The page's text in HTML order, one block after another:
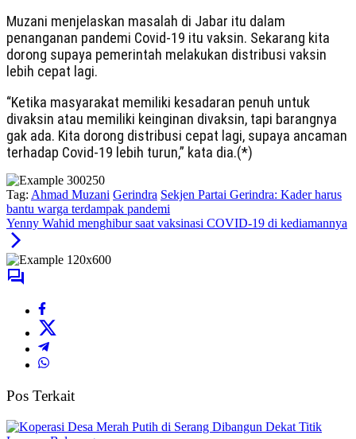
Muzani menjelaskan masalah di Jabar itu dalam
penanganan pandemi Covid-19 itu vaksin. Sekarang kita
dorong supaya pemerintah melakukan distribusi vaksin
lebih cepat lagi.
“Ketika masyarakat memiliki kesadaran penuh untuk
divaksin atau memiliki keinginan divaksin, tapi barangnya
gak ada. Kita dorong distribusi cepat lagi, supaya ancaman
terhadap Covid-19 lebih turun,” kata dia.(*)
Tag: Ahmad Muzani Gerindra Sekjen Partai Gerindra: Kader harus
bantu warga terdampak pandemi
Yenny Wahid menghibur saat vaksinasi COVID-19 di kediamannya
Pos Terkait